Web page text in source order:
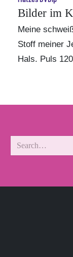
Bilder im
Meine
Stoff meiner
Hals. Puls